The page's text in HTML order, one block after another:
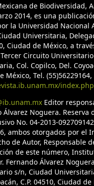
de Biodiversidad,
2014, es una
la Universidad Nacional
Universitaria,
Ciudad de México, a
Circuito
Col. Copilco, Del.
México, Tel. (55)56229164,
Editor
Álvarez Noguera. Reserva
No. 04-2013-
ambos otorgados por el
de Autor, Responsable
de este número,
Fernando Álvarez
s/n, Ciudad
C.P. 04510, Ciudad